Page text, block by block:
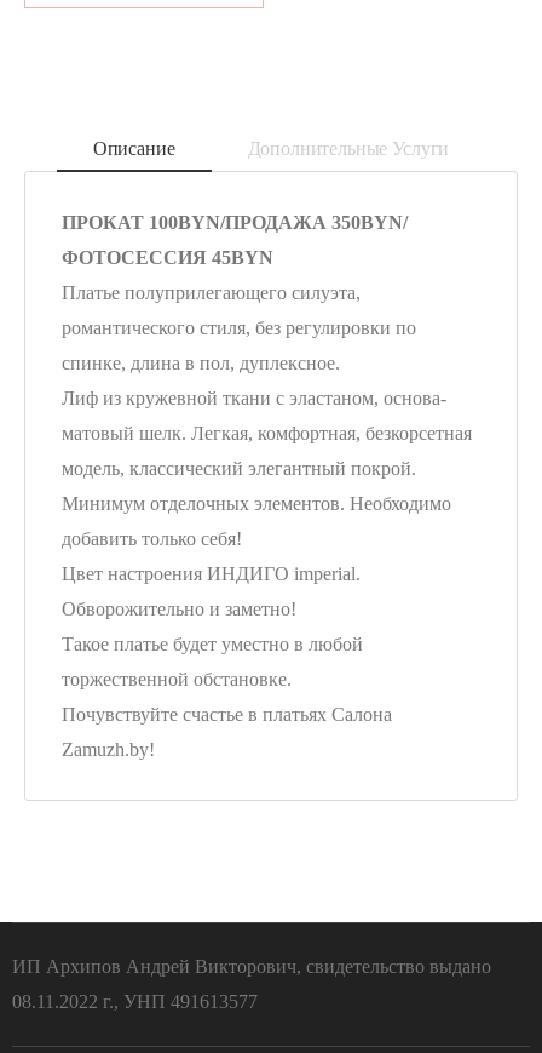
Описание Дополнительные Услуги
ПРОКАТ 100BYN/ПРОДАЖА 350BYN/
ФОТОСЕССИЯ 45BYN
Платье полуприлегающего силуэта,
романтического стиля, без регулировки по
спинке, длина в пол, дуплексное.
Лиф из кружевной ткани с эластаном, основа-
матовый шелк. Легкая, комфортная, безкорсетная
модель, классический элегантный покрой.
Минимум отделочных элементов. Необходимо
добавить только себя!
Цвет настроения ИНДИГО imperial.
Обворожительно и заметно!
Такое платье будет уместно в любой
торжественной обстановке.
Почувствуйте счастье в платьях Салона
Zamuzh.by!
ИП Архипов Андрей Викторович, свидетельство выдано
08.11.2022 г., УНП 491613577